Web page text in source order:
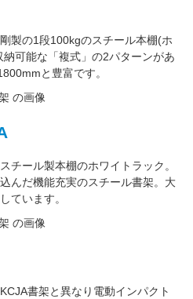
製の1段100kgのスチール本棚(ホ
納可能な 「複式」 の2パターンがあ
と豊富です。
チール製本棚のホワイトラック 。
んだ機能充実のスチール書架。 大
ています。
書架と異なり電動インパクト